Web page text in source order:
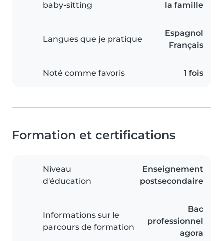
baby-sitting
la famille
Langues que je pratique
Espagnol
Français
Noté comme favoris 1 fois
Formation et certifications
Niveau
d'éducation
Enseignement
postsecondaire
Informations sur le
parcours de formation
Bac
professionnel
agora